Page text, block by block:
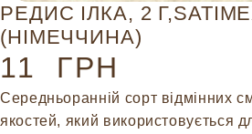
РЕДИС ІЛКА, 2
(НІМЕЧЧИНА)
11 ГРН
Середньоранній сорт відмінних
якостей, який використовується